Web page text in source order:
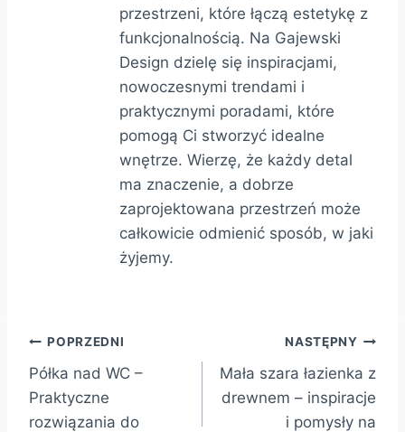
przestrzeni, które łączą estetykę z
funkcjonalnością. Na Gajewski
Design dzielę się inspiracjami,
nowoczesnymi trendami i
praktycznymi poradami, które
pomogą Ci stworzyć idealne
wnętrze. Wierzę, że każdy detal
ma znaczenie, a dobrze
zaprojektowana przestrzeń może
całkowicie odmienić sposób, w jaki
żyjemy.
Nawigacja
wpisu
POPRZEDNI
Półka nad WC –
Praktyczne
rozwiązania do
NASTĘPNY
Mała szara łazienka z
drewnem – inspiracje
i pomysły na